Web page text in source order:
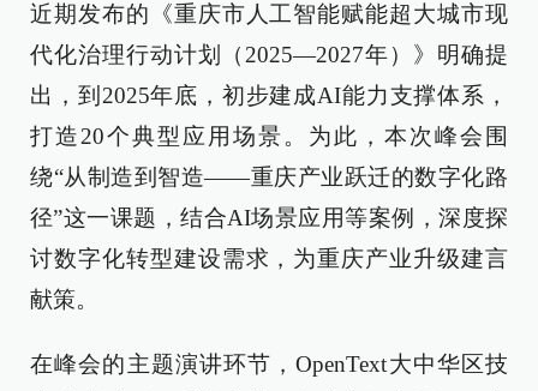
近期发布的《重庆市人工智能赋能超大城市现
代化治理行动计划（2025—2027年）》明确提
出，到2025年底，初步建成AI能力支撑体系，
打造20个典型应用场景。为此，本次峰会围
绕“从制造到智造——重庆产业跃迁的数字化路
径”这一课题，结合AI场景应用等案例，深度探
讨数字化转型建设需求，为重庆产业升级建言
献策。
在峰会的主题演讲环节，OpenText大中华区技